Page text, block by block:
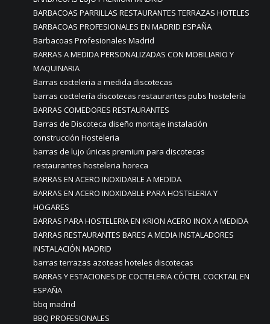
BARBACOAS PARRILLAS RESTAURANTES TERRAZAS HOTELES
BARBACOAS PROFESIONALES EN MADRID ESPAÑA
Barbacoas Profesionales Madrid
BARRAS A MEDIDA PERSONALIZADAS CON MOBILIARIO Y
MAQUINARIA
Barras cocteleria a medida discotecas
barras coctelería discotecas restaurantes pubs hostelería
BARRAS COMEDORES RESTAURANTES
Barras de Discoteca diseño montaje instalación
construcción Hosteleria
barras de lujo únicas premium para discotecas
restaurantes hosteleria horeca
BARRAS EN ACERO INOXIDABLE A MEDIDA
BARRAS EN ACERO INOXIDABLE PARA HOSTELERIA Y
HOGARES
BARRAS PARA HOSTELERIA EN KRION ACERO INOX A MEDIDA
BARRAS RESTAURANTES BARES A MEDIA INSTALADORES
INSTALACIÓN MADRID
barras terrazas azoteas hoteles discotecas
BARRAS Y ESTACIONES DE COCTELERIA CÓCTEL COCKTAIL EN
ESPAÑA
bbq madrid
BBQ PROFESIONALES